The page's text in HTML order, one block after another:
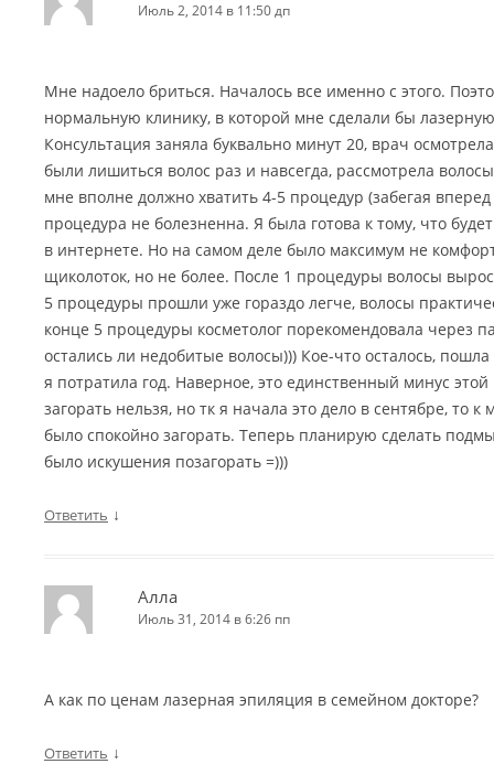
Июль 2, 2014 в 11:50 дп
Мне надоело бриться. Началось все именно с этого.
нормальную клинику, в которой мне сделали бы
Консультация заняла буквально минут 20, врач
были лишиться волос раз и навсегда, рассмотрела
мне вполне должно хватить 4-5 процедур (забегая
процедура не болезненна. Я была готова к тому, что
в интернете. Но на самом деле было максимум не
щиколоток, но не более. После 1 процедуры волосы
5 процедуры прошли уже гораздо легче, волосы
конце 5 процедуры косметолог порекомендовала через
остались ли недобитые волосы))) Кое-что осталось,
я потратила год. Наверное, это единственный минус
загорать нельзя, но тк я начала это дело в сентябре, то
было спокойно загорать. Теперь планирую сделать
было искушения позагорать =)))
Ответить ↓
Алла
Июль 31, 2014 в 6:26 пп
А как по ценам лазерная эпиляция в семейном докторе?
Ответить ↓